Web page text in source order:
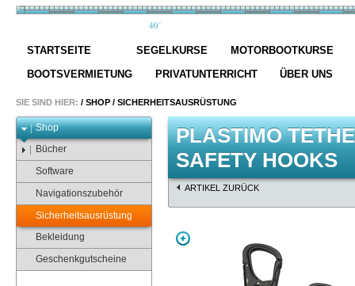
STARTSEITE SEGELKURSE MOTORBOOTKURSE
BOOTSVERMIETUNG PRIVATUNTERRICHT ÜBER UNS
SIE SIND HIER: / SHOP / SICHERHEITSAUSRÜSTUNG
Shop
Bücher
Software
Navigationszubehör
Sicherheitsausrüstung
Bekleidung
Geschenkgutscheine
PLASTIMO
SAFETY HOOKS
ARTIKEL ZURÜCK